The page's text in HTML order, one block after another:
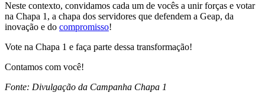
Neste contexto, convidamos cada um de vocês a unir forças e votar
na Chapa 1, a chapa dos servidores que defendem a Geap, da
inovação e do compromisso!
Vote na Chapa 1 e faça parte dessa transformação!
Contamos com você!
Fonte: Divulgação da Campanha Chapa 1